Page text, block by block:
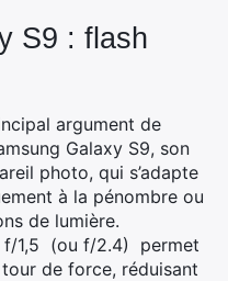
S9 : flash
argument de
Galaxy S9, son
photo, qui s’adapte
à la pénombre ou
de lumière.
f/1,5 (ou f/2.4) permet
de force, réduisant